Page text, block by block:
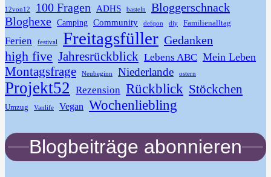
12von12 100 Fragen ADHS basteln
Bloggerschnack
Bloghexe Camping Community defqon diy Familienalltag
Ferien festival Freitagsfüller Gedanken
high five Jahresrückblick Lebens ABC Mein Leben
Montagsfrage Neubeginn Niederlande ostern
Projekt52 Rezension Rückblick Stöckchen
Umzug Vanlife Vegan Wochenliebling
Blogbeiträge abonnieren